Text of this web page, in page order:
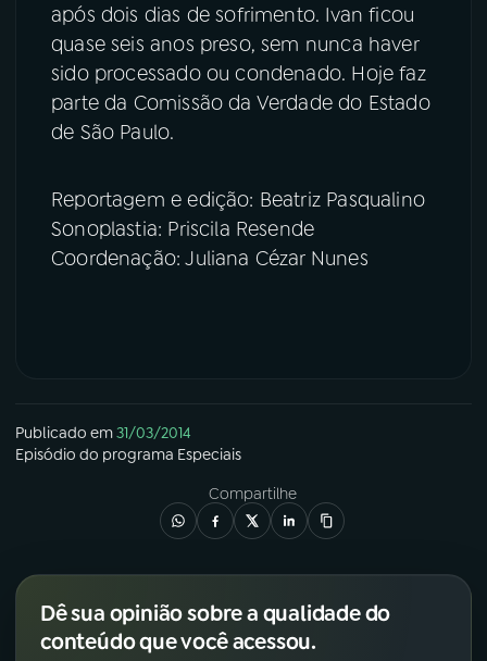
após dois dias de sofrimento. Ivan ficou
quase seis anos preso, sem nunca haver
sido processado ou condenado. Hoje faz
parte da Comissão da Verdade do Estado
de São Paulo.
Reportagem e edição: Beatriz Pasqualino
Sonoplastia: Priscila Resende
Coordenação: Juliana Cézar Nunes
Publicado em31/03/2014
Episódio do programa Especiais
Compartilhe
Dê sua opinião sobre a qualidade do
conteúdo que você acessou.